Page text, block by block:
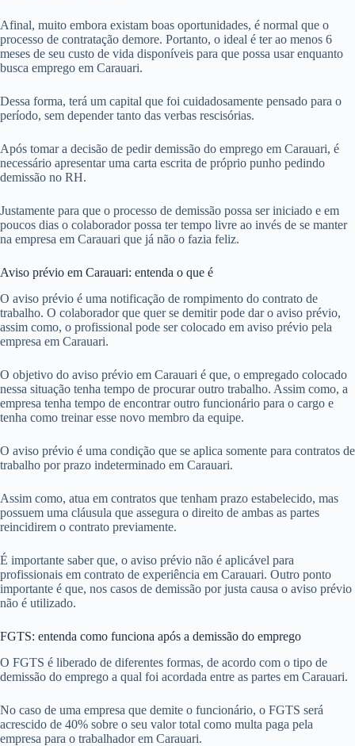
Afinal, muito embora existam boas oportunidades, é normal que o
processo de contratação demore. Portanto, o ideal é ter ao menos 6
meses de seu custo de vida disponíveis para que possa usar enquanto
busca emprego em Carauari.
Dessa forma, terá um capital que foi cuidadosamente pensado para o
período, sem depender tanto das verbas rescisórias.
Após tomar a decisão de pedir demissão do emprego em Carauari, é
necessário apresentar uma carta escrita de próprio punho pedindo
demissão no RH.
Justamente para que o processo de demissão possa ser iniciado e em
poucos dias o colaborador possa ter tempo livre ao invés de se manter
na empresa em Carauari que já não o fazia feliz.
Aviso prévio em Carauari: entenda o que é
O aviso prévio é uma notificação de rompimento do contrato de
trabalho. O colaborador que quer se demitir pode dar o aviso prévio,
assim como, o profissional pode ser colocado em aviso prévio pela
empresa em Carauari.
O objetivo do aviso prévio em Carauari é que, o empregado colocado
nessa situação tenha tempo de procurar outro trabalho. Assim como, a
empresa tenha tempo de encontrar outro funcionário para o cargo e
tenha como treinar esse novo membro da equipe.
O aviso prévio é uma condição que se aplica somente para contratos de
trabalho por prazo indeterminado em Carauari.
Assim como, atua em contratos que tenham prazo estabelecido, mas
possuem uma cláusula que assegura o direito de ambas as partes
reincidirem o contrato previamente.
É importante saber que, o aviso prévio não é aplicável para
profissionais em contrato de experiência em Carauari. Outro ponto
importante é que, nos casos de demissão por justa causa o aviso prévio
não é utilizado.
FGTS: entenda como funciona após a demissão do emprego
O FGTS é liberado de diferentes formas, de acordo com o tipo de
demissão do emprego a qual foi acordada entre as partes em Carauari.
No caso de uma empresa que demite o funcionário, o FGTS será
acrescido de 40% sobre o seu valor total como multa paga pela
empresa para o trabalhador em Carauari.